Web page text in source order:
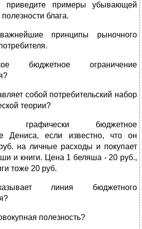
приведите примеры убывающей
блага.
принципы рыночного
бюджетное ограничение
собой потребительский набор
теории?
графически бюджетное
Дениса, если известно, что он
на личные расходы и покупает
и книги. Цена 1 беляша - 20 руб.,
тоже 20 руб.
линия бюджетного
полезность?